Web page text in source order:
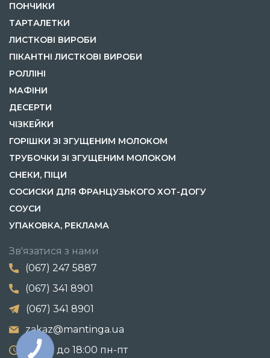
ПОНЧИКИ
ТАРТАЛЕТКИ
ЛИСТКОВІ ВИРОБИ
ПІКАНТНІ ЛИСТКОВІ ВИРОБИ
РОЛЛІНІ
МАФІНИ
ДЕСЕРТИ
ЧІЗКЕЙКИ
ГОРІШКИ ЗІ ЗГУЩЕНИМ МОЛОКОМ
ТРУБОЧКИ ЗІ ЗГУЩЕНИМ МОЛОКОМ
СНЕКИ, ПІЦИ
СОСИСКИ ДЛЯ ФРАНЦУЗЬКОГО ХОТ-ДОГУ
СОУСИ
УПАКОВКА, РЕКЛАМА
Зв'язатися з нами
(067) 247 5887
(067) 341 8901
(067) 341 8901
zakaz@mantinga.ua
с 9:00 до 18:00 пн-пт